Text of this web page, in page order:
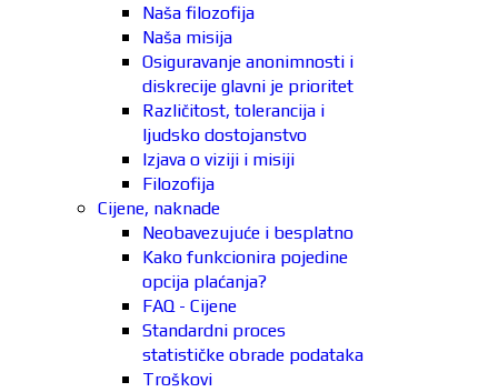
Naša filozofija
Naša misija
Osiguravanje anonimnosti i
diskrecije glavni je prioritet
Različitost, tolerancija i
ljudsko dostojanstvo
Izjava o viziji i misiji
Filozofija
Cijene, naknade
Neobavezujuće i besplatno
Kako funkcionira pojedine
opcija plaćanja?
FAQ - Cijene
Standardni proces
statističke obrade podataka
Troškovi